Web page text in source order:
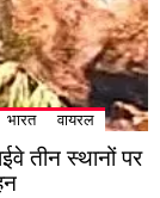
भारत वायरल
तीन स्थानों पर